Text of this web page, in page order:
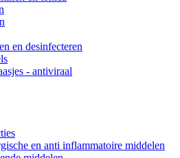
en desinfecteren
- antiviraal
en anti inflammatoire middelen